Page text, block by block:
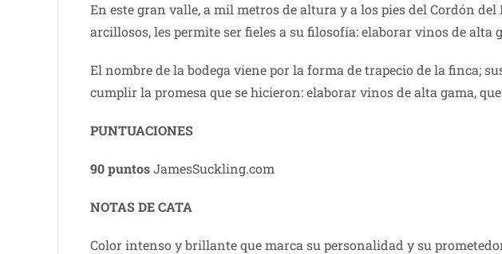
En este gran valle, a mil metros de altura y a los pies del Cordón
arcillosos, les permite ser fieles a su filosofía: elaborar vinos de alta
El nombre de la bodega viene por la forma de trapecio de la finca;
cumplir la promesa que se hicieron: elaborar vinos de alta gama,
PUNTUACIONES
90 puntosJamesSuckling.com
NOTAS DE CATA
Color intenso y brillante que marca su personalidad y su